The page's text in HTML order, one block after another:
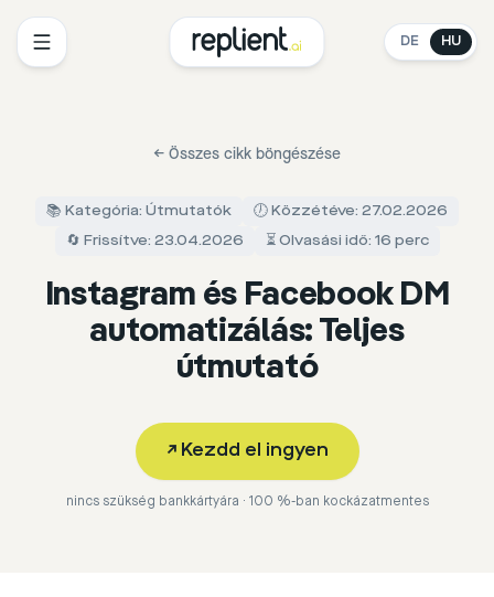
DE HU
← Összes cikk böngészése
📚 Kategória: Útmutatók
🕖 Közzétéve: 27.02.2026
🔄 Frissítve: 23.04.2026
⏳ Olvasási idő: 16 perc
Instagram és Facebook DM
automatizálás: Teljes
útmutató
↗ Kezdd el ingyen
nincs szükség bankkártyára · 100 %-ban kockázatmentes